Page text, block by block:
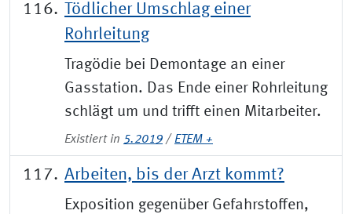
Tödlicher Umschlag einer
Rohrleitung
Tragödie bei Demontage an einer
Gasstation. Das Ende einer Rohrleitung
schlägt um und trifft einen Mitarbeiter.
Existiert in 5.2019 / ETEM +
Arbeiten, bis der Arzt kommt?
Exposition gegenüber Gefahrstoffen,